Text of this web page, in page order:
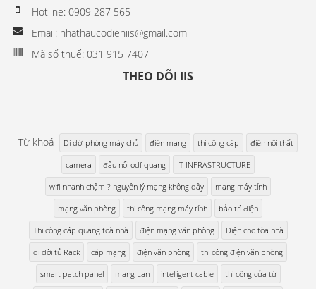
Hotline: 0909 287 565
Email: nhathaucodieniis@gmail.com
Mã số thuế: 031 915 7407
THEO DÕI IIS
Từ khoá Di dời phòng máy chủ điện mạng thi công cáp điện nội thất
camera đấu nối odf quang IT INFRASTRUCTURE
wifi nhanh chậm ? nguyên lý mạng không dây mạng máy tính
mạng văn phòng thi công mạng máy tính bảo trì điện
Thi công cáp quang toà nhà điện mạng văn phòng Điện cho tòa nhà
di dời tủ Rack cáp mạng điện văn phòng thi công điện văn phòng
smart patch panel mạng Lan intelligent cable thi công cửa từ